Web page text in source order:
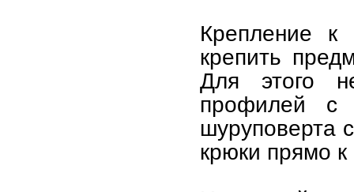
Крепление
крепить
Для этого
профилей с
шуруповерта
крюки прямо